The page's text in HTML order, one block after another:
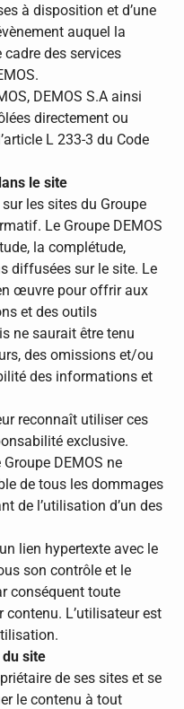
à disposition et d’une
auquel la
des services
DEMOS S.A ainsi
directement ou
L 233-3 du Code
le site
les sites du Groupe
Le Groupe DEMOS
la complétude,
diffusées sur le site. Le
œuvre pour offrir aux
et des outils
ne saurait être tenu
des omissions et/ou
des informations et
reconnaît utiliser ces
exclusive.
Groupe DEMOS ne
de tous les dommages
de l’utilisation d’un des
lien hypertexte avec le
son contrôle et le
conséquent toute
L’utilisateur est
site
de ses sites et se
le contenu à tout